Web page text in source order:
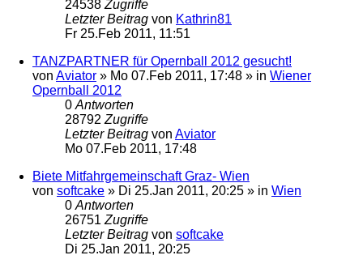
24538 Zugriffe
Letzter Beitrag von Kathrin81
Fr 25.Feb 2011, 11:51
TANZPARTNER für Opernball 2012 gesucht!
von Aviator » Mo 07.Feb 2011, 17:48 » in Wiener
Opernball 2012
0 Antworten
28792 Zugriffe
Letzter Beitrag von Aviator
Mo 07.Feb 2011, 17:48
Biete Mitfahrgemeinschaft Graz- Wien
von softcake » Di 25.Jan 2011, 20:25 » in Wien
0 Antworten
26751 Zugriffe
Letzter Beitrag von softcake
Di 25.Jan 2011, 20:25